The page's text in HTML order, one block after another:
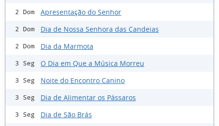
2 Dom Apresentação do Senhor
2 Dom Dia de Nossa Senhora das Candeias
2 Dom Dia da Marmota
3 Seg O Dia em Que a Música Morreu
3 Seg Noite do Encontro Canino
3 Seg Dia de Alimentar os Pássaros
3 Seg Dia de São Brás